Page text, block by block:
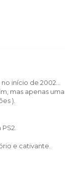
início de 2002...
mas apenas uma
).
e cativante.